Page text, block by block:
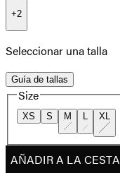
+2
Seleccionar una talla
Guía de tallas
Size
XS S M L XL
AÑADIR A LA CESTA